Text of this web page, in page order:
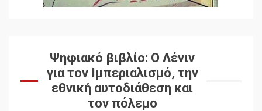
Ψηφιακό βιβλίο: Ο Λένιν
για τον Ιμπεριαλισμό, την
εθνική αυτοδιάθεση και
τον πόλεμο